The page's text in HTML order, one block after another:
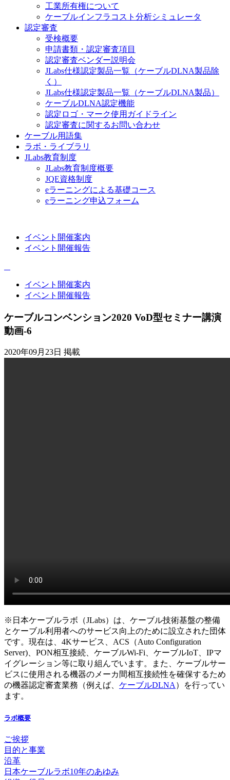
工業所有権について
ケーブルインフラコスト分析シミュレータ
認定審査
受検概要
申請書類・認定審査項目
認定審査ベンダー説明会
JLabs仕様認定製品一覧（ケーブルDLNA製品除
く）
JLabs仕様認定製品一覧（ケーブルDLNA製品）
ケーブルDLNA認定機能
認定ロゴ・マーク使用ガイドライン
認定審査に関するお問い合わせ
ケーブル用語集
ラボ・ライブラリ
JLabs教育制度
JLabs教育制度概要
JQE資格制度
eラーニングによる基礎コース
eラーニング申込フォーム
イベント開催案内
イベント開催報告
イベント開催案内
イベント開催報告
ケーブルコンベンション2020 VoD型セミナー講演
動画-6
2020年09月23日 掲載
※日本ケーブルラボ（JLabs）は、ケーブル技術基盤の整備
とケーブル利用者へのサービス向上のために設立された団体
です。現在は、4Kサービス、ACS（Auto Configuration
Server)、PON相互接続、ケーブルWi-Fi、ケーブルIoT、IPマ
イグレーション等に取り組んでいます。また、ケーブルサー
ビスに使用される機器のメーカ間相互接続性を確保するため
の機器認定審査業務（例えば、 ケーブルDLNA）を行ってい
ます。
ラボ概要
ご挨拶
目的と事業
沿革
日本ケーブルラボ10年のあゆみ